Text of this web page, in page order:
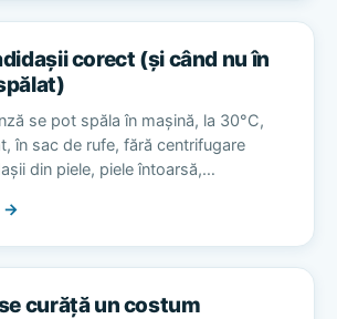
corect (și când nu în
se pot spăla în mașină, la 30°C,
în sac de rufe, fără centrifugare
din piele, piele întoarsă,…
→
curăță un costum